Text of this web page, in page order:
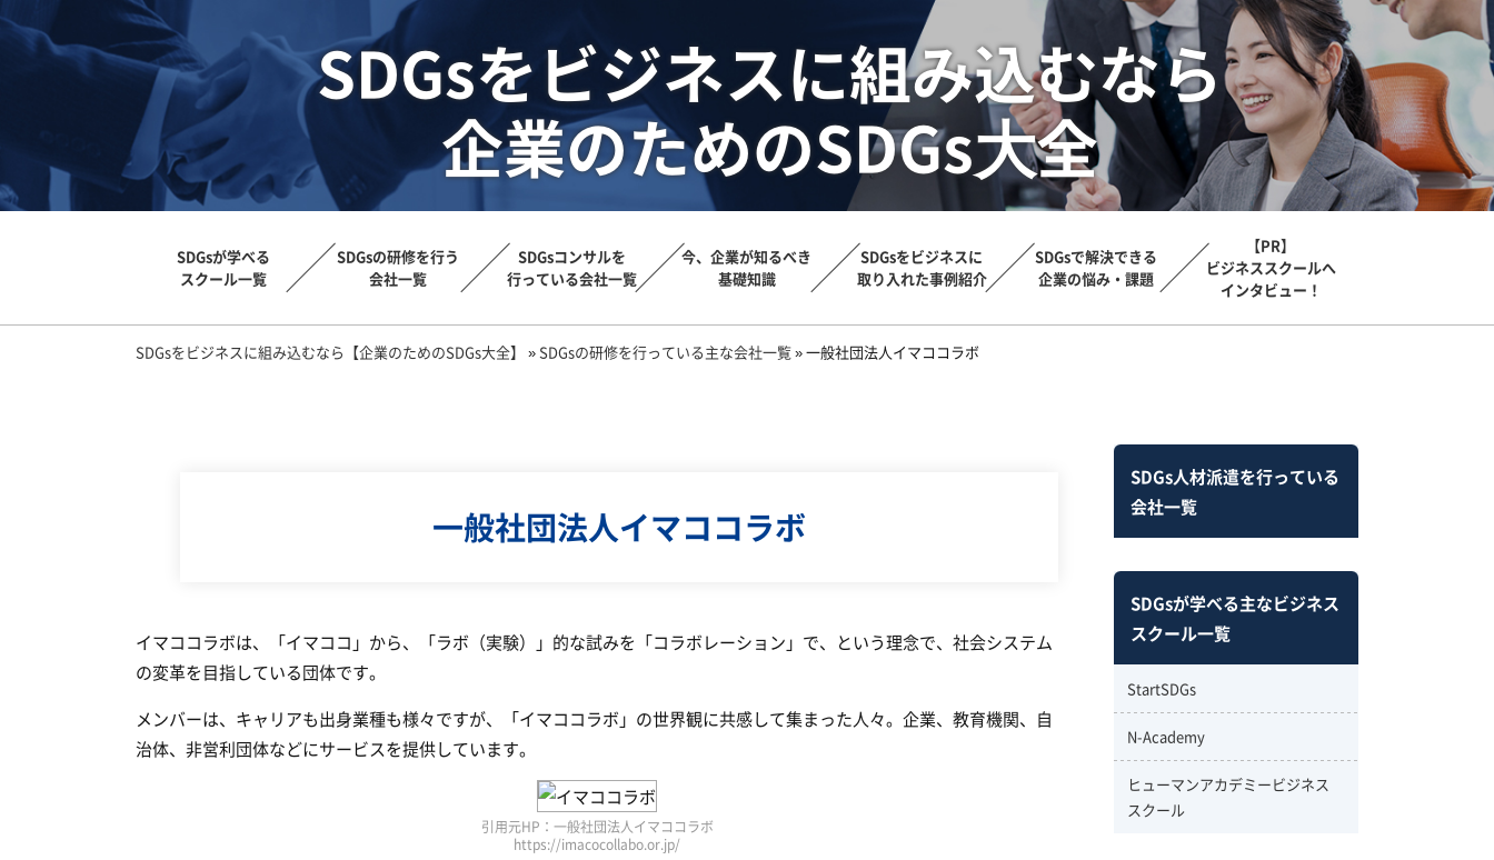
SDGsをビジネスに組み込むなら
企業のためのSDGs⼤全
SDGsが学べる
スクール一覧
SDGsの研修を行う
会社一覧
SDGsコンサルを
行っている会社一覧
今、企業が知るべき
基礎知識
SDGsをビジネスに
取り入れた事例紹介
SDGsで解決できる
企業の悩み・課題
【PR】
ビジネススクールへ
インタビュー！
SDGsをビジネスに組み込むなら【企業のためのSDGs大全】 »SDGsの研修を行っている主な会社一覧»一般社団法人イマココラボ
一般社団法人イマココラボ
イマココラボは、「イマココ」から、「ラボ（実験）」的な試みを「コラボレーション」で、という理念で、社会システム
の変革を目指している団体です。
メンバーは、キャリアも出身業種も様々ですが、「イマココラボ」の世界観に共感して集まった人々。企業、教育機関、自
治体、非営利団体などにサービスを提供しています。
引用元HP：一般社団法人イマココラボ
https://imacocollabo.or.jp/
SDGs人材派遣を行っている
会社一覧
SDGsが学べる主なビジネス
スクール一覧
StartSDGs
N-Academy
ヒューマンアカデミービジネス
スクール